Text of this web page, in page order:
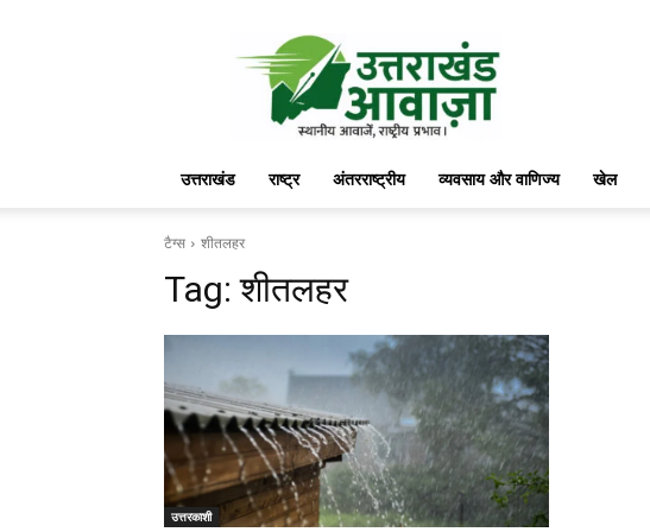
आवाज़
उत्तराखंड राष्ट्र अंतरराष्ट्रीय व्यवसाय और वाणिज्य खेल
टैग्स शीतलहर
Tag:शीतलहर
उत्तरकाशी